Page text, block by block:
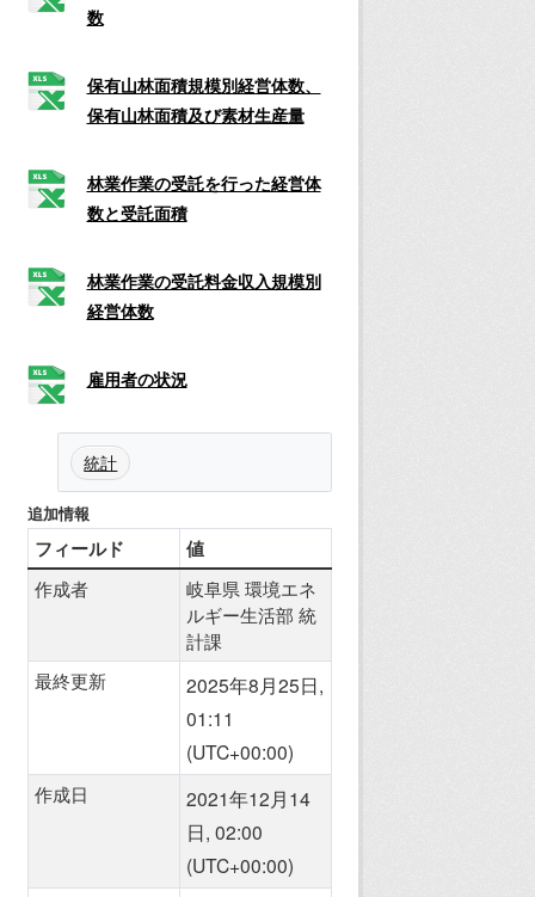
数
保有山林面積規模別経営体数、
保有山林面積及び素材生産量
林業作業の受託を行った経営体
数と受託面積
林業作業の受託料金収入規模別
経営体数
雇用者の状況
統計
追加情報
フィールド 値
作成者
岐阜県 環境エネ
ルギー生活部 統
計課
最終更新
2025年8月25日,
01:11
(UTC+00:00)
作成日
2021年12月14
日, 02:00
(UTC+00:00)